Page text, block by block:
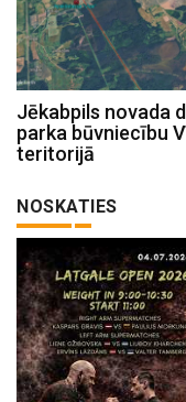
Jēkabpils novada
parka būvniecību
teritorijā
NOSKATIES